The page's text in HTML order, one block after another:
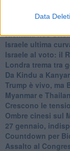
Data
Biden nuovo
Mar Mediterraneo
Richiami neo
Israele ultima
Israele al voto: il
Londra trema tra
Da Kindu a
Trump è vivo, ma
Myanmar e
Crescono le
Ombre cinesi sul
27 gennaio,
Countdown per
Assalto al